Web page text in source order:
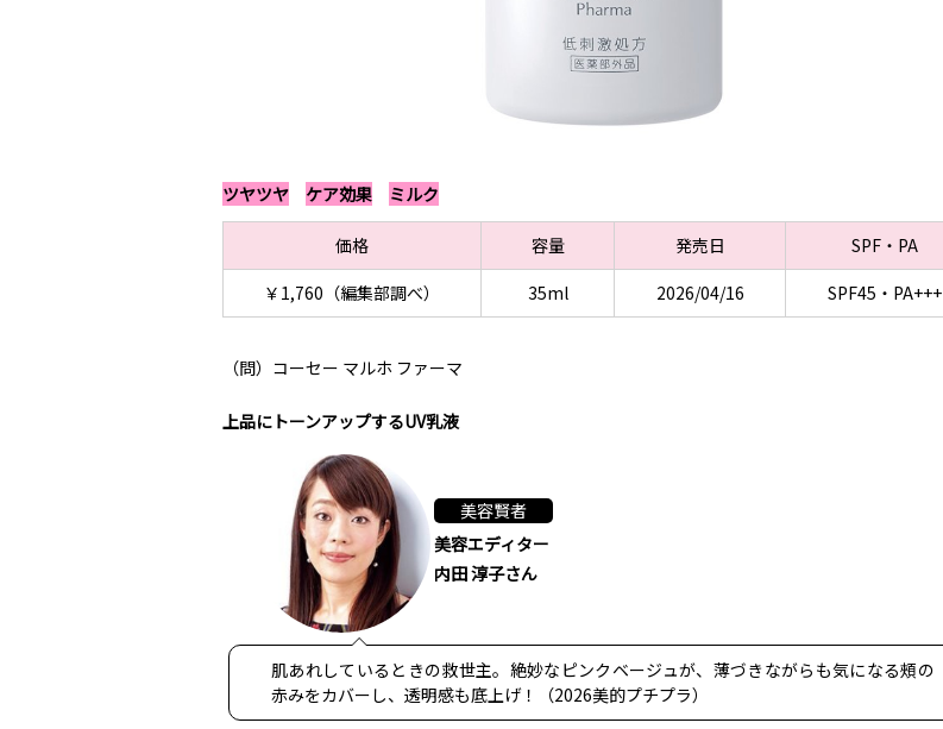
ツヤツヤ ケア効果 ミルク
価格 容量 発売日
SPF・PA
￥1,760（編集部調べ）
35ml 2026/04/16 SPF45・PA+++
（問）コーセー マルホ ファーマ
上品にトーンアップするUV乳液
美容賢者
美容エディター
内田 淳子さん
肌あれしているときの救世主。絶妙なピンクベージュが、薄づきながらも気になる頰の
赤みをカバーし、透明感も底上げ！（2026美的プチプラ）